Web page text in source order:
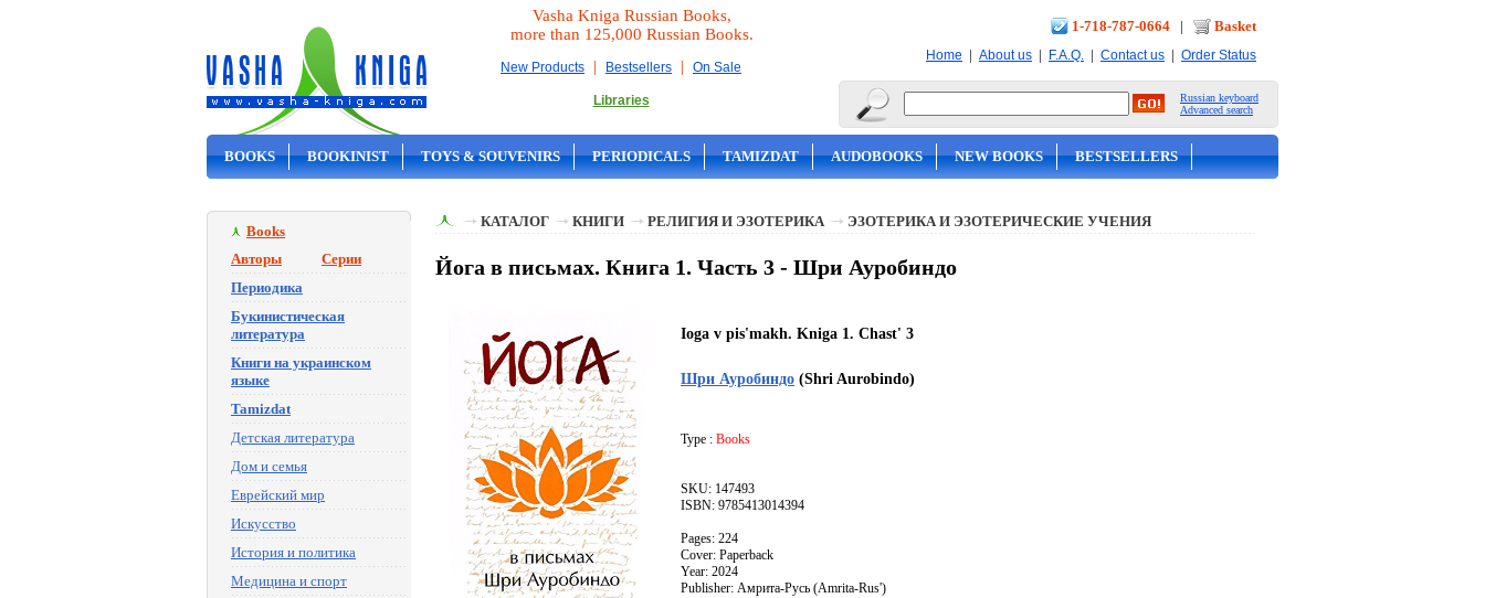
Vasha Kniga Russian Books,
more than 125,000 Russian Books.
New Products | Bestsellers | On Sale
Libraries
1-718-787-0664 | Basket
Home | About us | F.A.Q. | Contact us | Order Status
Russian keyboard
Advanced search
BOOKS BOOKINIST TOYS & SOUVENIRS PERIODICALS TAMIZDAT AUDOBOOKS NEW BOOKS BESTSELLERS
Books
Авторы
Серии
Периодика
Букинистическая
литература
Книги на украинском
языке
Tamizdat
Детская литература
Дом и семья
Еврейский мир
Искусство
История и политика
Медицина и спорт
КАТАЛОГ КНИГИ РЕЛИГИЯ И ЭЗОТЕРИКА ЭЗОТЕРИКА И ЭЗОТЕРИЧЕСКИЕ УЧЕНИЯ
Йога в письмах. Книга 1. Часть 3 - Шри Ауробиндо
Ioga v pis'makh. Kniga 1. Chast' 3
Шри Ауробиндо (Shri Aurobindo)
Type : Books
SKU: 147493
ISBN: 9785413014394
Pages: 224
Cover: Paperback
Year: 2024
Publisher: Амрита-Русь (Amrita-Rus')